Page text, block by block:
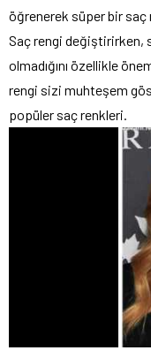
öğrenerek süper bir saç
Saç rengi değiştirirken,
olmadığını özellikle
rengi sizi muhteşem
popüler saç renkleri.